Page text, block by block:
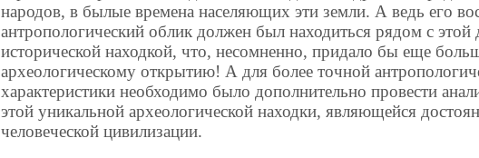
народов, в былые времена населяющих эти земли. А ведь его
антропологический облик должен был находиться рядом с этой
исторической находкой, что, несомненно, придало бы еще
археологическому открытию! А для более точной
характеристики необходимо было дополнительно провести
этой уникальной археологической находки, являющейся
человеческой цивилизации.